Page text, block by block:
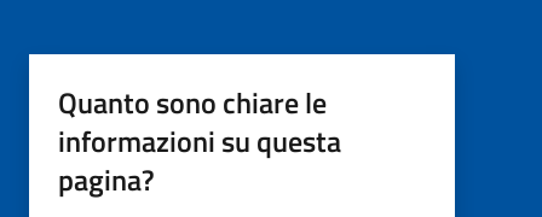
Quanto sono chiare le
informazioni su questa
pagina?